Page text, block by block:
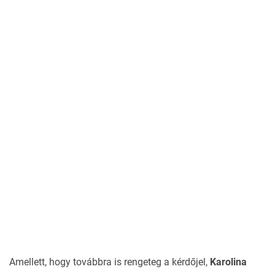
Amellett, hogy továbbra is rengeteg a kérdőjel, Karolina